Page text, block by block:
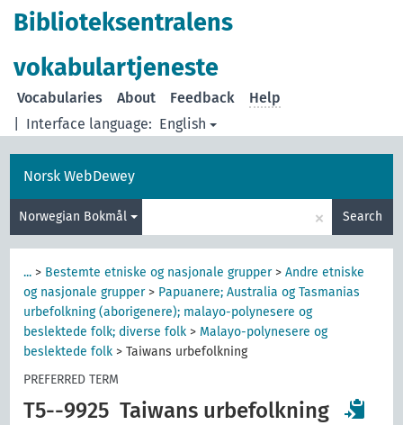
Biblioteksentralens
vokabulartjeneste
Interface language: English
Vocabularies About Feedback Help
Norsk WebDewey
Norwegian Bokmål × Search
... > Bestemte etniske og nasjonale grupper>Andre etniske
og nasjonale grupper> Papuanere; Australia og Tasmanias
urbefolkning (aborigenere); malayo-polynesere og
beslektede folk; diverse folk > Malayo-polynesere og
beslektede folk >Taiwans urbefolkning
PREFERRED TERM
T5--9925 Taiwans urbefolkning